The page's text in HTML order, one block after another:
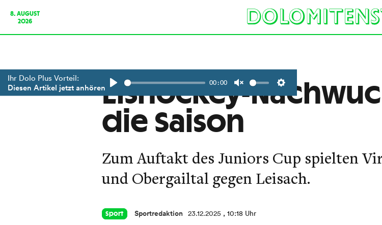
8. AUGUST
2026
Ihr Dolo Plus Vorteil:
Diesen Artikel jetzt anhören
Play
00:00
Unmute Settings
Eishockey-
die Saison
Zum Auftakt des Juniors Cup spielten
und Obergailtal gegen Leisach.
Sport Sportredaktion 23.12.2025 , 10:18 Uhr